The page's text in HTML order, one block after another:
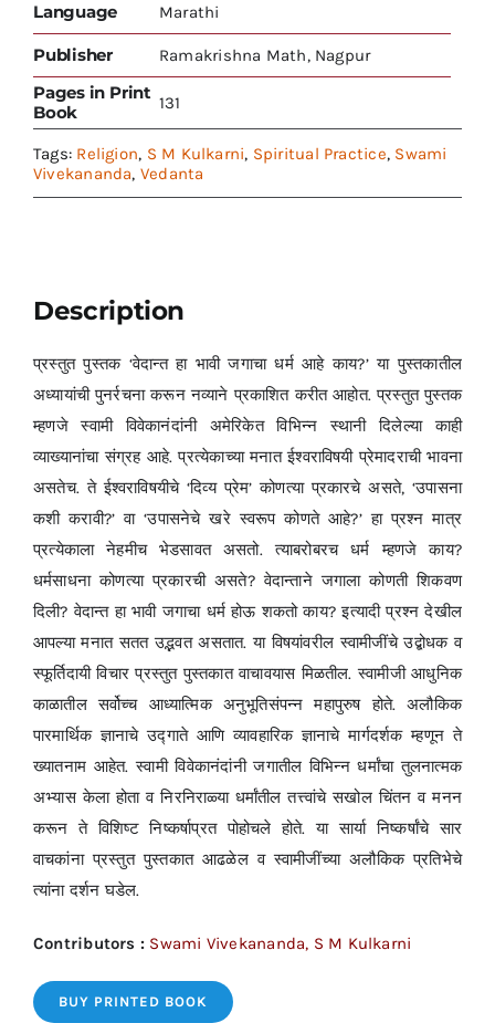
Language Marathi
Publisher Ramakrishna Math, Nagpur
Pages in Print
Book
131
Tags: Religion, S M Kulkarni, Spiritual Practice, Swami
Vivekananda, Vedanta
Description
प्रस्तुत पुस्तक ‘वेदान्त हा भावी जगाचा धर्म आहे काय?’ या पुस्तकातील
अध्यायांची पुनर्रचना करून नव्याने प्रकाशित करीत आहोत. प्रस्तुत पुस्तक
म्हणजे स्वामी विवेकानंदांनी अमेरिकेत विभिन्न स्थानी दिलेल्या काही
व्याख्यानांचा संग्रह आहे. प्रत्येकाच्या मनात ईश्वराविषयी प्रेमादराची भावना
असतेच. ते ईश्वराविषयीचे ‘दिव्य प्रेम’ कोणत्या प्रकारचे असते, ‘उपासना
कशी करावी?’ वा ‘उपासनेचे खरे स्वरूप कोणते आहे?’ हा प्रश्न मात्र
प्रत्येकाला नेहमीच भेडसावत असतो. त्याबरोबरच धर्म म्हणजे काय?
धर्मसाधना कोणत्या प्रकारची असते? वेदान्ताने जगाला कोणती शिकवण
दिली? वेदान्त हा भावी जगाचा धर्म होऊ शकतो काय? इत्यादी प्रश्न देखील
आपल्या मनात सतत उद्भवत असतात. या विषयांवरील स्वामीजींचे उद्बोधक व
स्फूर्तिदायी विचार प्रस्तुत पुस्तकात वाचावयास मिळतील. स्वामीजी आधुनिक
काळातील सर्वोच्च आध्यात्मिक अनुभूतिसंपन्न महापुरुष होते. अलौकिक
पारमार्थिक ज्ञानाचे उद्गाते आणि व्यावहारिक ज्ञानाचे मार्गदर्शक म्हणून ते
ख्यातनाम आहेत. स्वामी विवेकानंदांनी जगातील विभिन्न धर्मांचा तुलनात्मक
अभ्यास केला होता व निरनिराळ्या धर्मांतील तत्त्वांचे सखोल चिंतन व मनन
करून ते विशिष्ट निष्कर्षाप्रत पोहोचले होते. या सार्या निष्कर्षांचे सार
वाचकांना प्रस्तुत पुस्तकात आढळेल व स्वामीजींच्या अलौकिक प्रतिभेचे
त्यांना दर्शन घडेल.
Contributors : Swami Vivekananda, S M Kulkarni
BUY PRINTED BOOK